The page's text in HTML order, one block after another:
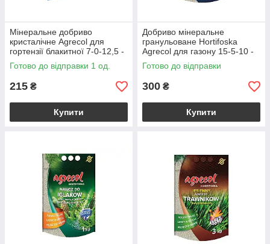
Мінеральне добриво
кристалічне Agrecol для
гортензії блакитної 7-0-12,5 -
0,2 кг
Готово до відправки 1 од.
215 ₴
Купити
Добриво мінеральне
гранульоване Hortifoska
Agrecol для газону 15-5-10 -
1 кг
Готово до відправки
300 ₴
Купити